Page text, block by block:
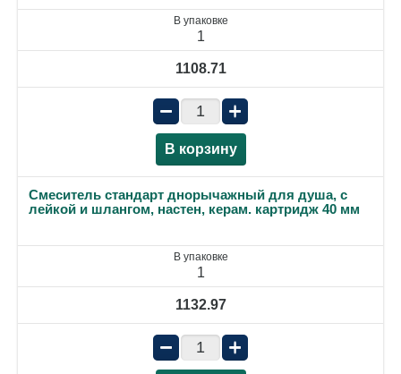
В упаковке
1
1108.71
− +
В корзину
Смеситель стандарт днорычажный для душа, с
лейкой и шлангом, настен, керам. картридж 40 мм
В упаковке
1
1132.97
− +